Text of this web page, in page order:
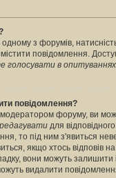
з форумів,
повідомлення.
в опитуваннях
повідомлення?
форуму, ви
редагувати для
то під ним з'явиться
якщо хтось
вони можуть
видалити